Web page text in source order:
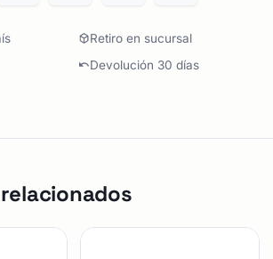
Retiro en sucursal
Devolución 30 días